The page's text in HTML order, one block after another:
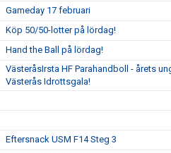
Gameday 17 februari
Köp 50/50-lotter på lördag!
Hand the Ball på lördag!
VästeråsIrsta HF Parahandboll - årets
Västerås Idrottsgala!
Eftersnack USM F14 Steg 3